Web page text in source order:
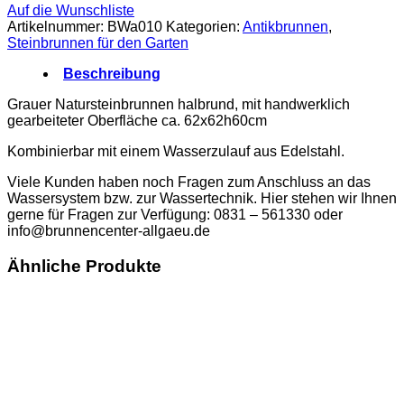
Auf die Wunschliste
Artikelnummer: BWa010 Kategorien: Antikbrunnen,
Steinbrunnen für den Garten
Beschreibung
Grauer Natursteinbrunnen halbrund, mit handwerklich
gearbeiteter Oberfläche ca. 62x62h60cm
Kombinierbar mit einem Wasserzulauf aus Edelstahl.
Viele Kunden haben noch Fragen zum Anschluss an das
Wassersystem bzw. zur Wassertechnik. Hier stehen wir Ihnen
gerne für Fragen zur Verfügung: 0831 – 561330 oder
info@brunnencenter-allgaeu.de
Ähnliche Produkte